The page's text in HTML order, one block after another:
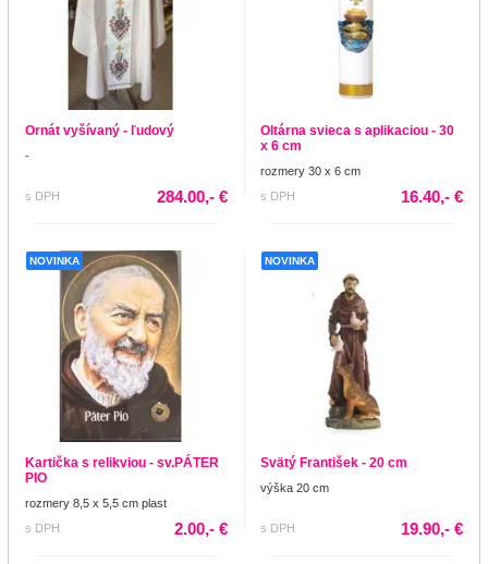
Ornát vyšívaný - ľudový
-
s DPH 284.00,- €
Oltárna svieca s aplikaciou - 30
x 6 cm
rozmery 30 x 6 cm
s DPH
16.40,- €
NOVINKA
Kartička s relikviou - sv.PÁTER
PIO
rozmery 8,5 x 5,5 cm plast
s DPH
2.00,- €
NOVINKA
Svätý František - 20 cm
výška 20 cm
s DPH 19.90,- €